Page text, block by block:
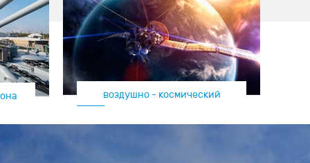
воздушно - космический